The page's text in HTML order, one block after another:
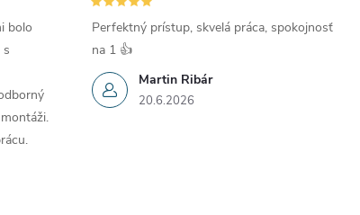
bolo
s
Martin Ribár
20.6.2026
Perfektný prístup, skvelá práca, spokojnosť
na 1 👍